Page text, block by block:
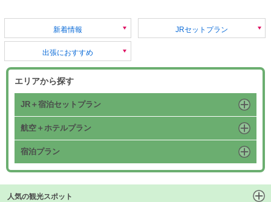
新着情報 JRセットプラン
出張におすすめ
エリアから探す
JR＋宿泊セットプラン
航空＋ホテルプラン
宿泊プラン
人気の観光スポット